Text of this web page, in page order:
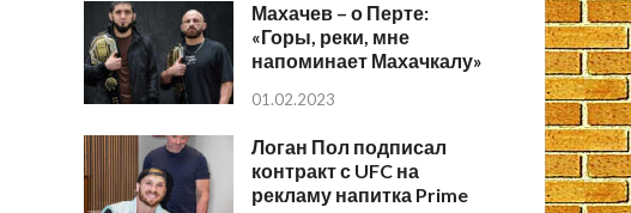
Махачев – о Перте:
«Горы, реки, мне
напоминает Махачкалу»
01.02.2023
Логан Пол подписал
контракт с UFC на
рекламу напитка Prime